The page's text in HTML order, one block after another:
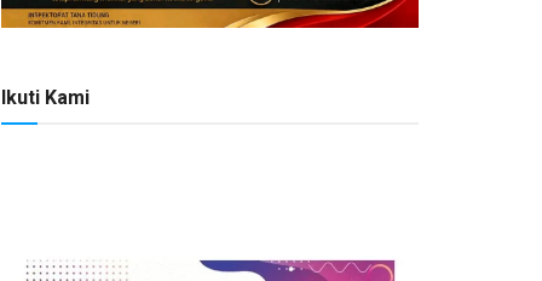
Ikuti Kami